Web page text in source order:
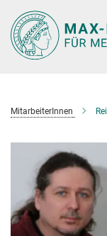
Hauptinhalt
MitarbeiterInnen